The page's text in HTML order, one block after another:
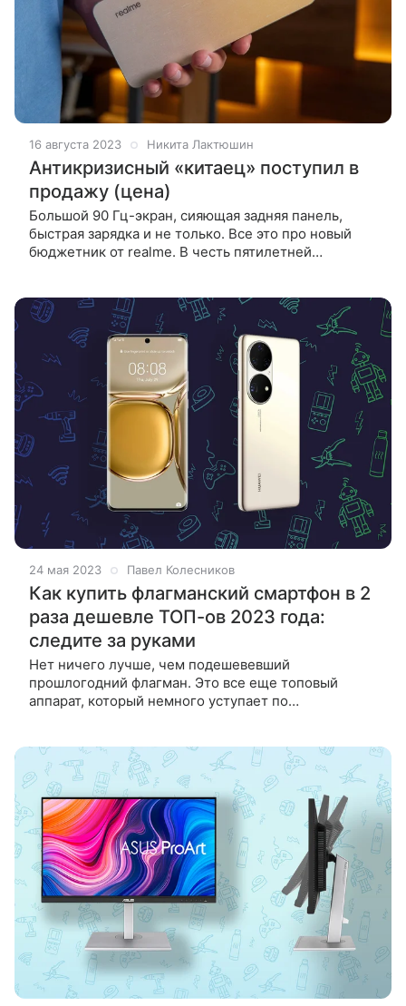
16 августа 2023 Никита Лактюшин
Антикризисный «китаец» поступил в
продажу (цена)
Большой 90 Гц-экран, сияющая задняя панель,
быстрая зарядка и не только. Все это про новый
бюджетник от realme. В честь пятилетней
24 мая 2023 Павел Колесников
Как купить флагманский смартфон в 2
раза дешевле ТОП-ов 2023 года:
следите за руками
Нет ничего лучше, чем подешевевший
прошлогодний флагман. Это все еще топовый
аппарат, который немного уступает по
такого красавчика